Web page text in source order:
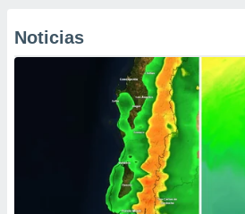
Noticias